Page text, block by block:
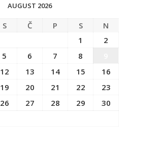
AUGUST 2026
S Č P S
N
1
2
5 6 7 8
12 13 14 15
16
19 20 21 22
23
26 27 28 29
30